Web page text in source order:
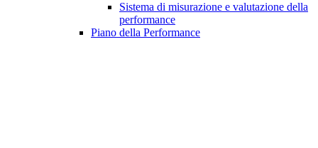
Sistema di misurazione e valutazione della
performance
Piano della Performance